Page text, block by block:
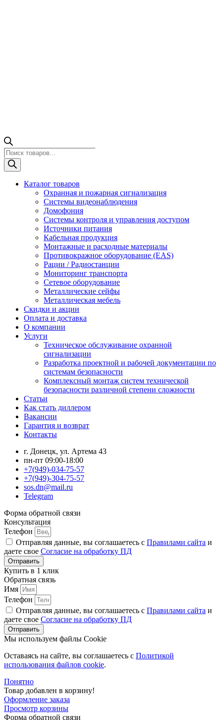
Поиск
товаров
Каталог товаров
Охранная и пожарная сигнализация
Системы видеонаблюдения
Домофония
Системы контроля и управления доступом
Источники питания
Кабельная продукция
Монтажные и расходные материалы
Противокражное оборудование (EAS)
Рации / Радиостанции
Мониторинг транспорта
Сетевое оборудование
Металлические сейфы
Металлическая мебель
Скидки и акции
Оплата и доставка
О компании
Услуги
Техническое обслуживание охранной
сигнализации
Разработка проектной и рабочей документации по
системам безопасности
Комплексный монтаж систем технической
безопасности различной степени сложности
Статьи
Как стать диллером
Вакансии
Гарантия и возврат
Контакты
г. Донецк, ул. Артема 43
пн-пт 09:00-18:00
+7(949)-034-75-57
+7(949)-304-75-57
sos.dn@mail.ru
Telegram
Форма обратной связи
Консультация
Телефон
Отправляя данные, вы соглашаетесь с Правилами сайта и
даете свое Согласие на обработку ПД
Отправить
Купить в 1 клик
Обратная связь
Имя
Телефон
Отправляя данные, вы соглашаетесь с Правилами сайта и
даете свое Согласие на обработку ПД
Отправить
Мы используем файлы Cookie
Оставаясь на сайте, вы соглашаетесь c Политикой
использования файлов cookie.
Понятно
Товар добавлен в корзину!
Оформление заказа
Просмотр корзины
Форма обратной связи